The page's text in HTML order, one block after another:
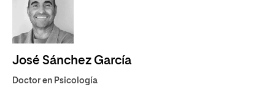
José Sánchez García
Doctor en Psicología